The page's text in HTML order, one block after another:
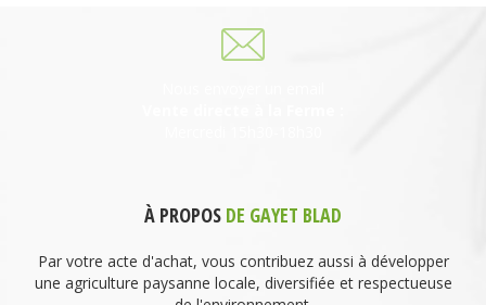
À PROPOS DE GAYET BLAD
Par votre acte d'achat, vous contribuez aussi à développer
une agriculture paysanne locale, diversifiée et respectueuse